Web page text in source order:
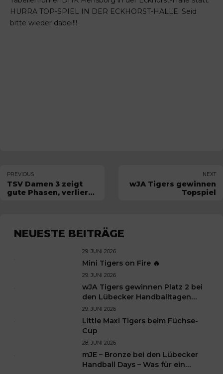
HURRA TOP-SPIEL IN DER ECKHORST-HALLE. Seid
bitte wieder dabei!!!
PREVIOUS
TSV Damen 3 zeigt
gute Phasen, verliert
NEXT
wJA Tigers gewinnen
Topspiel
NEUESTE BEITRÄGE
29. JUNI 2026
Mini Tigers on Fire 🔥
29. JUNI 2026
wJA Tigers gewinnen Platz 2 bei
den Lübecker Handballtagen
2026
29. JUNI 2026
Little Maxi Tigers beim Füchse-
Cup
28. JUNI 2026
mJE – Bronze bei den Lübecker
Handball Days – Was für ein